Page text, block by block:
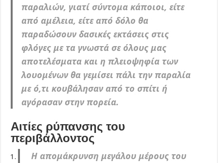
παραλιών, γιατί σύντομα κάποιοι, είτε
από αμέλεια, είτε από δόλο θα
παραδώσουν δασικές εκτάσεις στις
φλόγες με τα γνωστά σε όλους μας
αποτελέσματα και η πλειοψηφία των
λουομένων θα γεμίσει πάλι την παραλία
με ό,τι κουβάλησαν από το σπίτι ή
αγόρασαν στην πορεία.
Αιτίες ρύπανσης του
περιβάλλοντος
Η απομάκρυνση μεγάλου μέρους του